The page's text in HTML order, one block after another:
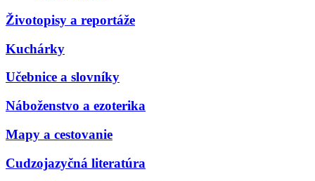
Životopisy a reportáže
Kuchárky
Učebnice a slovníky
Náboženstvo a ezoterika
Mapy a cestovanie
Cudzojazyčná literatúra